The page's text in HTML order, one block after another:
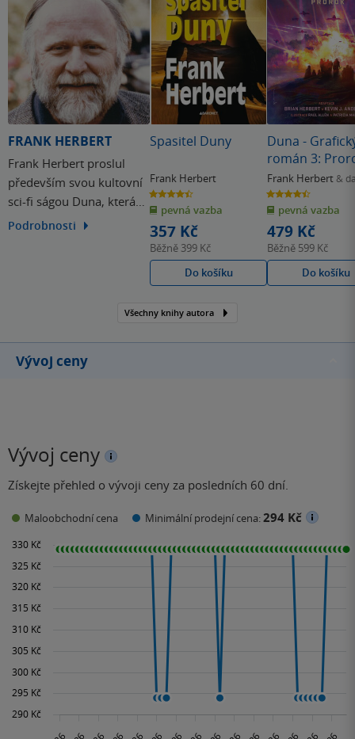
audioknihy, kterou také mohu jen doporučit, kor pro ty,
které tato "bichle" od pohledu odradí.)))
FRANK HERBERT
Frank Herbert proslul
především svou kultovní
sci-fi ságou Duna, která
se zapsala do srdcí
Podrobnosti
Spasitel Duny
Frank Herbert
4.4
z
5
hvězdiček
pevná vazba
357 Kč
Běžně 399 Kč
Do košíku
Duna -
román 3:
Frank Herbert &
4.5
z
5
hvězdiček
pevná vazba
479 Kč
Běžně 599 Kč
Do košíku
Všechny knihy autora
Vývoj ceny
Vývoj ceny
Získejte přehled o vývoji ceny za posledních 60 dní.
Maloobchodní cena Minimální prodejní cena:294 Kč